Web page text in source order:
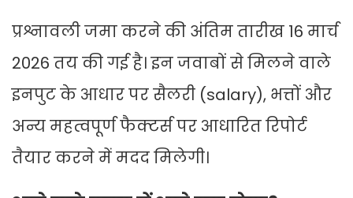
प्रश्नावली जमा करने की अंतिम तारीख 16 मार्च
2026 तय की गई है। इन जवाबों से मिलने वाले
इनपुट के आधार पर सैलरी (salary), भत्तों और
अन्य महत्वपूर्ण फैक्टर्स पर आधारित रिपोर्ट
तैयार करने में मदद मिलेगी।